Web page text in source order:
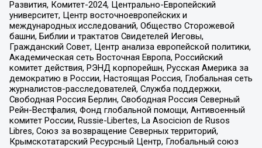
Развития, Комитет-2024, Центрально-Европейский
университет, Центр восточноевропейских и
международных исследований, Общество Сторожевой
башни, Библии и трактатов Свидетелей Иеговы,
Гражданский Совет, Центр анализа европейской политики,
Академическая сеть Восточная Европа, Российский
комитет действия, РЭНД корпорейшн, Русская Америка за
демократию в России, Настоящая Россия, Глобальная сеть
журналистов-расследователей, Служба поддержки,
Свободная Россия Берлин, Свободная Россия Северный
Рейн-Вестфалия, Фонд глобальной помощи, Антивоенный
комитет России, Russie-Libertes, La Asocicion de Rusos
Libres, Союз за возвращение Северных территорий,
Крымскотатарский Ресурсный Центр, Глобальный союз